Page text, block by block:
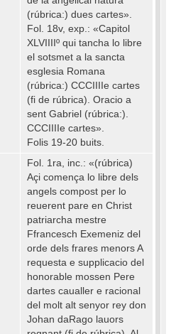
(rúbrica:) dues cartes».
Fol. 18v, exp.: «Capitol
XLVIIIIº qui tancha lo libre
el sotsmet a la sancta
esglesia Romana
(rúbrica:) CCCIIIIe cartes
(fi de rúbrica). Oracio a
sent Gabriel (rúbrica:).
CCCIIIIe cartes».
Folis 19-20 buits.
Fol. 1ra, inc.: «(rúbrica)
Açi comença lo libre dels
angels compost per lo
reuerent pare en Christ
patriarcha mestre
Ffrancesch Exemeniz del
orde dels frares menors A
requesta e supplicacio del
honorable mossen Pere
dartes caualler e racional
del molt alt senyor rey don
Johan daRago lauors